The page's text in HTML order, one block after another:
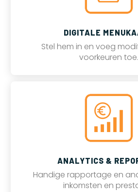
DIGITALE
Stel hem in en voeg
voorkeuren toe.
ANALYTICS &
Handige rapportage en
inkomsten en